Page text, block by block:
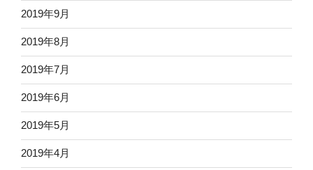
2019年9月
2019年8月
2019年7月
2019年6月
2019年5月
2019年4月